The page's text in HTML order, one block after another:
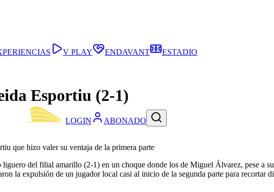
LOGIN ABONADO
V PLAY ENDAVANT ESTADIO
Esportiu (2-1)
que hizo valer su ventaja de la primera parte
del filial amarillo (2-1) en un choque donde los de Miguel Álvarez, pese a
la expulsión de un jugador local casi al inicio de la segunda parte para recortar